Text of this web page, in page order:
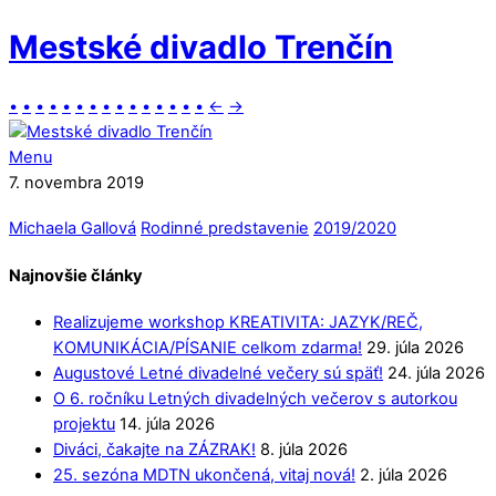
Mestské divadlo Trenčín
• • • • • • • • • • • • • • • ← →
Menu
7. novembra 2019
Michaela Gallová Rodinné predstavenie 2019/2020
Najnovšie články
Realizujeme workshop KREATIVITA: JAZYK/REČ,
KOMUNIKÁCIA/PÍSANIE celkom zdarma! 29. júla 2026
Augustové Letné divadelné večery sú späť! 24. júla 2026
O 6. ročníku Letných divadelných večerov s autorkou
projektu 14. júla 2026
Diváci, čakajte na ZÁZRAK! 8. júla 2026
25. sezóna MDTN ukončená, vitaj nová! 2. júla 2026